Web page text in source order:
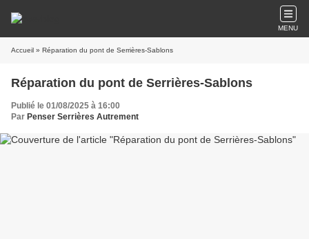
MENU
Accueil » Réparation du pont de Serrières-Sablons
Réparation du pont de Serrières-Sablons
Publié le 01/08/2025 à 16:00
Par Penser Serrières Autrement